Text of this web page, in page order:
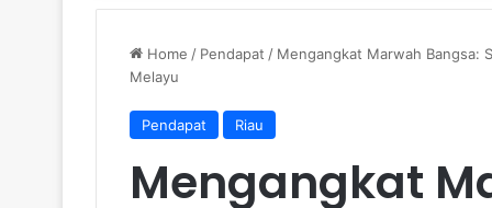
Home / Pendapat / Mengangkat Marwah Bangsa:
Melayu
Pendapat Riau
Mengangkat